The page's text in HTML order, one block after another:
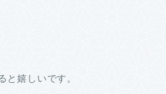
と嬉しいです。